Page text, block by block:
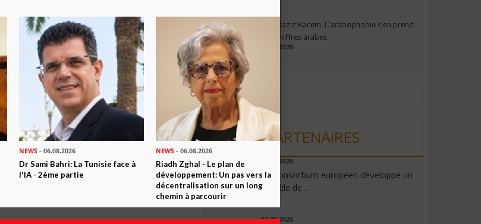
Abdelaziz Kacem: L’arabophobie s’en prend
aux chiffres arabes
09.07.2026
PARTENAIRES
06.08.2026
Un consortium européen développe un
modèle de ...
04.08.2026
NEWS - 06.08.2026
Dr Sami Bahri: La Tunisie face à
l'IA - 2ème partie
NEWS- 06.08.2026
Riadh Zghal - Le plan de
développement: Un pas vers la
décentralisation sur un long
chemin à parcourir